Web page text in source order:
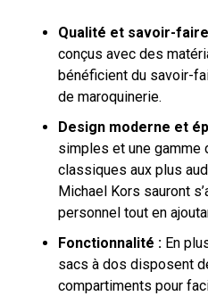
Qualité et savoir-
conçus avec des
bénéficient du savoir-
de maroquinerie.
Design moderne et
simples et une gamme
classiques aux plus
Michael Kors sauront
personnel tout en
Fonctionnalité : En
sacs à dos disposent
compartiments pour